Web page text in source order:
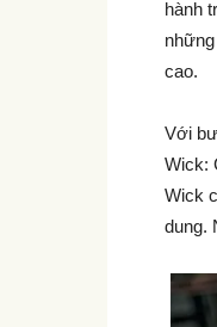
hành
cao.
Với
Wick:
Wick
dung.